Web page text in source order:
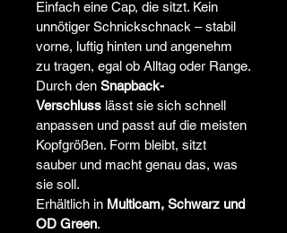
Einfach eine Cap, die sitzt. Kein
unnötiger Schnickschnack – stabil
vorne, luftig hinten und angenehm
zu tragen, egal ob Alltag oder Range.
Durch den Snapback-
Verschluss lässt sie sich schnell
anpassen und passt auf die meisten
Kopfgrößen. Form bleibt, sitzt
sauber und macht genau das, was
sie soll.
Erhältlich in Multicam, Schwarz und
OD Green.